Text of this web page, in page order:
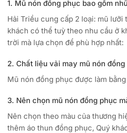
1. Mũ nón đồng phục bao gồm
Hải Triều cung cấp 2 loại: mũ lưỡi
khách có thể tuỳ theo nhu cầu ở
trời mà lựa chọn để phù hợp nhất:
2. Chất liệu vải may mũ nón
Mũ nón đồng phục được làm
3. Nên chọn mũ nón đồng phục
Nên chọn theo màu của thương
thêm áo thun đồng phục, Quý